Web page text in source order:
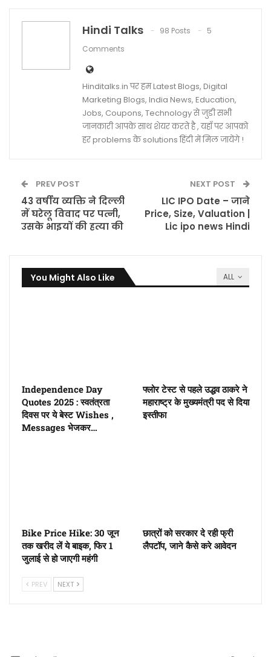
Hindi Talks 98 Posts
5
Comments
Hinditalks.in पर हम Latest Blogs, Digital
Marketing Blogs, India News, Education,
Jobs, Coupons, Technology से जुडी सभी
जानकारी आपके साथ शेयर करते है , यहाँ पर आपको
हर problems के solutions हिंदी में मिल जायेंगे !
PREV POST
43 वर्षीय व्यक्ति ने दिल्ली
में घरेलू विवाद पर पत्नी,
उसके भाइयों की हत्या की
NEXT POST
LIC IPO Date – जाने
Price, Size, Valuation |
Lic ipo news Hindi
ALL
You Might Also Like
Independence Day
Quotes 2025 : स्वतंत्रता
दिवस पर ये बेस्ट Wishes ,
Messages भेजकर…
फ्लोर टेस्ट से पहले उद्धव ठाकरे ने
महाराष्ट्र के मुख्यमंत्री पद से दिया
इस्तीफा
Bike Price Hike: 30 जून
तक खरीद लें ये बाइक, फिर 1
जुलाई से हो जाएगी महंगी
छात्रों को सरकार दे रही फ्री
लैपटॉप, जाने कैसे करे आवेदन
PREV NEXT